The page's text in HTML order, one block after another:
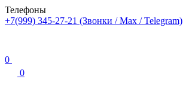
Телефоны
+7(999) 345-27-21 (Звонки / Max / Telegram)
0
0